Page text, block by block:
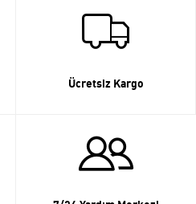
Ücretsiz Kargo